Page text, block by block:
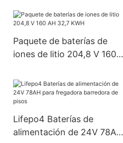
36 a 42 hoyos.
Paquete de baterías de
iones de litio 204,8 V 160
Lifepo4 Baterías de
alimentación de 24V 78AH